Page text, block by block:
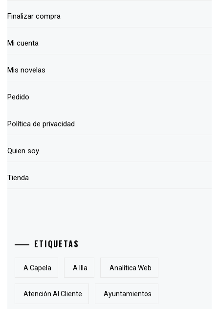
Finalizar compra
Mi cuenta
Mis novelas
Pedido
Política de privacidad
Quien soy.
Tienda
ETIQUETAS
A Capela A Illa Analítica Web
Atención Al Cliente Ayuntamientos